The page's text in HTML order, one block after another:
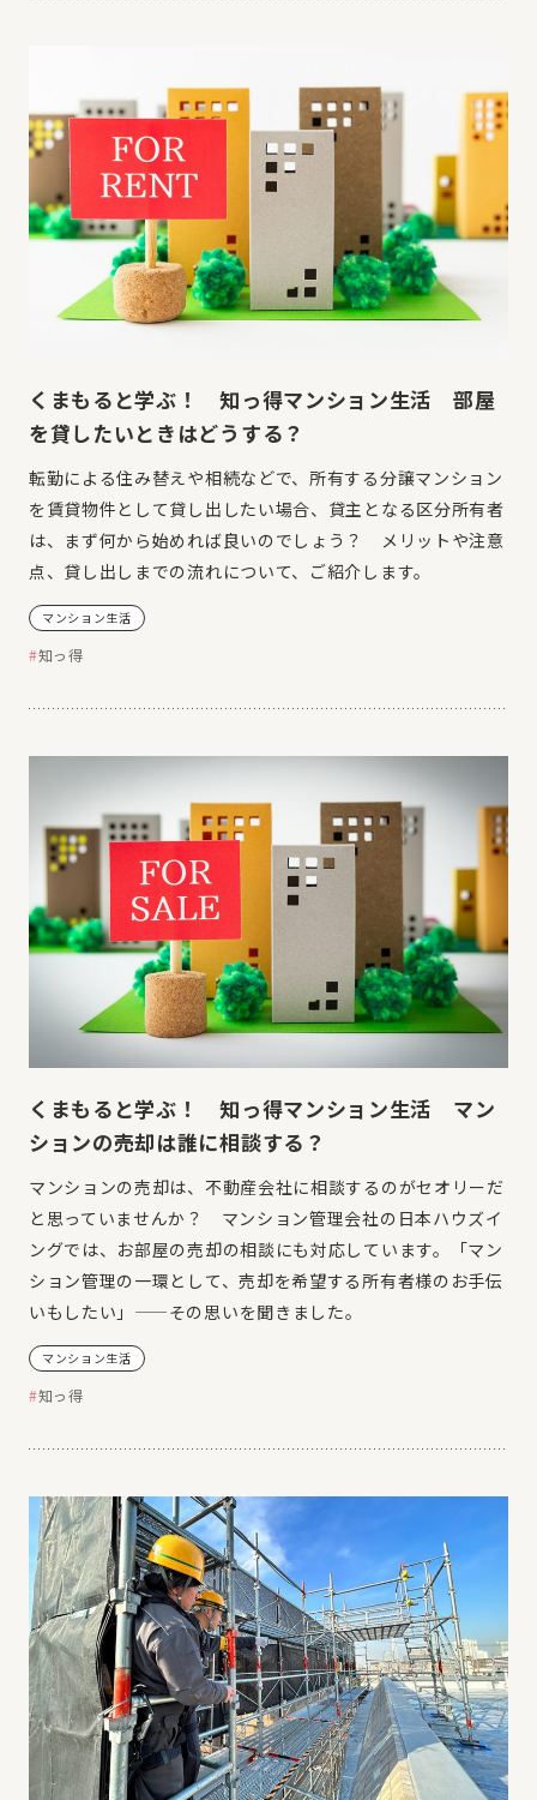
くまもると学ぶ！ 知っ得マンション生活 部屋
を貸したいときはどうする？
転勤による住み替えや相続などで、所有する分譲マンション
を賃貸物件として貸し出したい場合、貸主となる区分所有者
は、まず何から始めれば良いのでしょう？ メリットや注意
点、貸し出しまでの流れについて、ご紹介します。
マンション生活
知っ得
くまもると学ぶ！ 知っ得マンション生活 マン
ションの売却は誰に相談する？
マンションの売却は、不動産会社に相談するのがセオリーだ
と思っていませんか？ マンション管理会社の日本ハウズイ
ングでは、お部屋の売却の相談にも対応しています。「マン
ション管理の一環として、売却を希望する所有者様のお手伝
いもしたい」——その思いを聞きました。
マンション生活
知っ得